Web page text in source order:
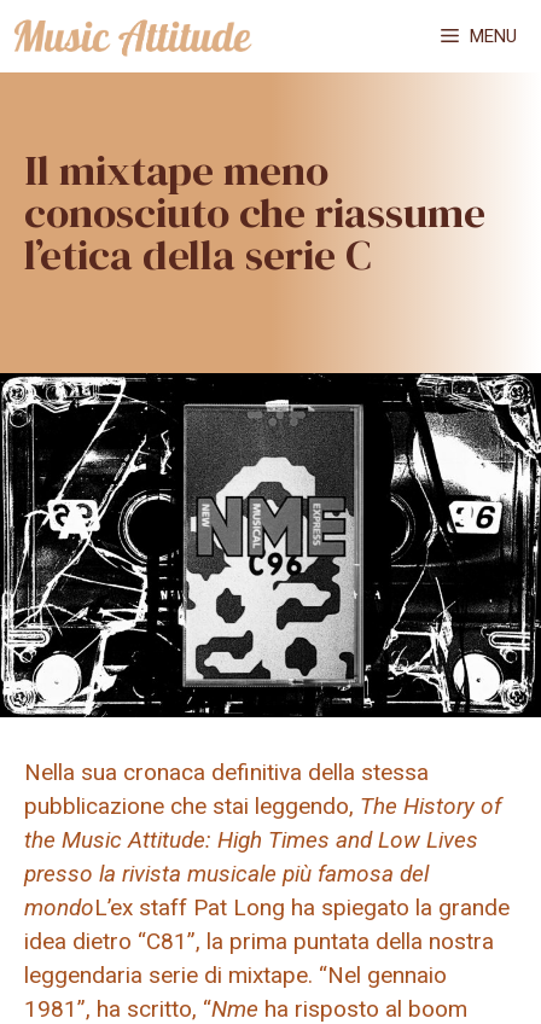
Vai
al
MENU
Il mixtape meno
conosciuto che riassume
l’etica della serie C
Nella sua cronaca definitiva della stessa
pubblicazione che stai leggendo, The History of
the Music Attitude: High Times and Low Lives
presso la rivista musicale più famosa del
mondoL’ex staff Pat Long ha spiegato la grande
idea dietro “C81”, la prima puntata della nostra
leggendaria serie di mixtape. “Nel gennaio
1981”, ha scritto, “Nme ha risposto al boom